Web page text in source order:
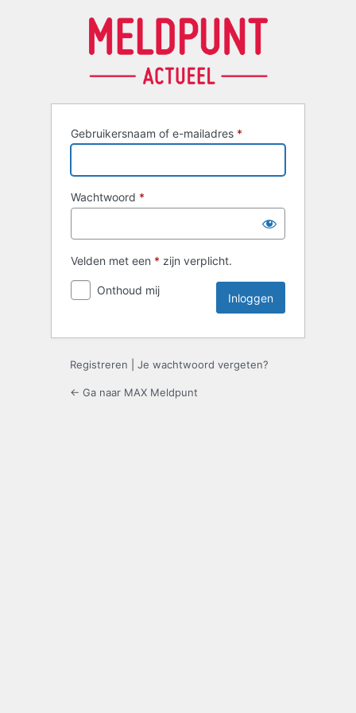
Gebruikersnaam of e-mailadres *
Wachtwoord *
Velden met een * zijn verplicht.
Onthoud mij
Registreren Je wachtwoord vergeten?
← Ga naar MAX Meldpunt